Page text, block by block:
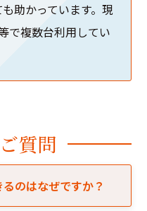
助かっています。現
で複数台利用してい
ご質問
のはなぜですか？